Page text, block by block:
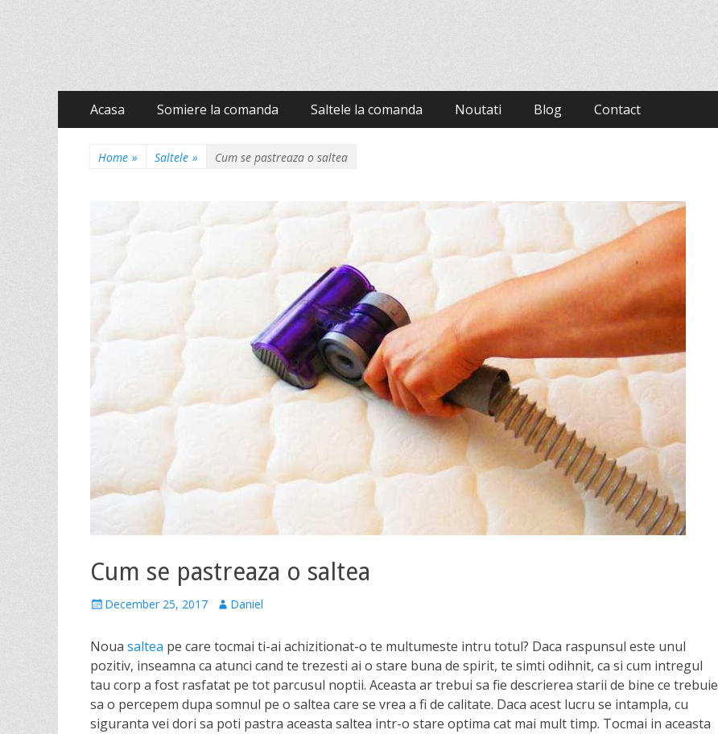
Primary
Menu
SkipAcasa Somiere la comanda Saltele la comanda Noutati Blog Contact
Home » Saltele » Cum se pastreaza o saltea
Cum se pastreaza o saltea
P
s
t
e
d
o
n
December 25, 2017
A
h
o
r
Daniel
Noua saltea pe care tocmai ti-ai achizitionat-o te multumeste intru totul? Daca raspunsul este unul
pozitiv, inseamna ca atunci cand te trezesti ai o stare buna de spirit, te simti odihnit, ca si cum intregul
tau corp a fost rasfatat pe tot parcusul noptii. Aceasta ar trebui sa fie descrierea starii de bine ce trebuie
sa o percepem dupa somnul pe o saltea care se vrea a fi de calitate. Daca acest lucru se intampla, cu
siguranta vei dori sa poti pastra aceasta saltea intr-o stare optima cat mai mult timp. Tocmai in aceasta